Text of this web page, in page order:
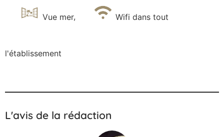
Vue mer, Wifi dans tout
l'établissement
L'avis de la rédaction